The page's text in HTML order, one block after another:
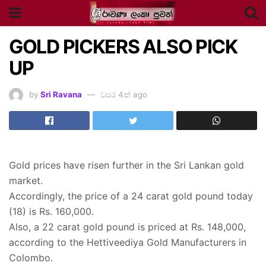
GOLD PICKERS ALSO PICK
UP
by Sri Ravana වසර 4ක් ago
Gold prices have risen further in the Sri Lankan gold
market.
Accordingly, the price of a 24 carat gold pound today
(18) is Rs. 160,000.
Also, a 22 carat gold pound is priced at Rs. 148,000,
according to the Hettiveediya Gold Manufacturers in
Colombo.